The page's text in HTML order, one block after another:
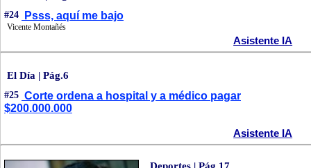
#24 Psss, aquí me bajo
Vicente Montañés
Asistente IA
El Día | Pág.6
#25 Corte ordena a hospital y a médico pagar
$200.000.000
Asistente IA